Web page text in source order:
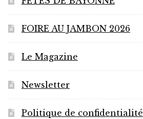
FOIRE AU JAMBON 2026
Le Magazine
Newsletter
Politique de confidentialité